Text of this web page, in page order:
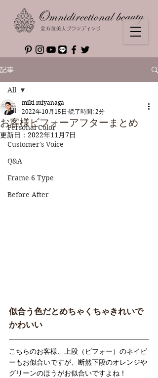
記事
All
Personal Color
Customer's Voice
Q&A
Frame 6 Type
Before After
All
お客様ビフォーアフターまとめ
miki miyanaga
2022年10月15日 読了時間: 2分
更新日： 2022年11月7日
似合う色だとめちゃくちゃきれいで
かわいい
こちらのお客様、上段（ビフォー）のネイビ
ーもお似合いですが、断然下段のオレンジや
グリーンのほうがお似合いですよね！